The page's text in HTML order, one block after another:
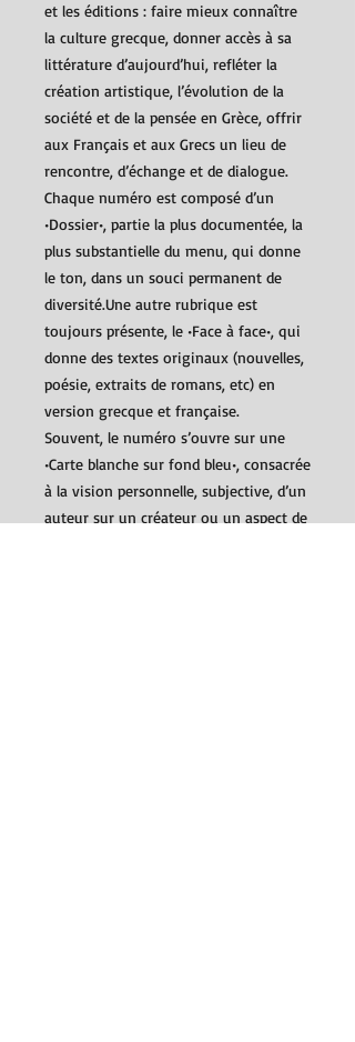
et les éditions : faire mieux connaître
la culture grecque, donner accès à sa
littérature d’aujourd’hui, refléter la
création artistique, l’évolution de la
société et de la pensée en Grèce, offrir
aux Français et aux Grecs un lieu de
rencontre, d’échange et de dialogue.
Chaque numéro est composé d’un
•Dossier•, partie la plus documentée, la
plus substantielle du menu, qui donne
le ton, dans un souci permanent de
diversité.Une autre rubrique est
toujours présente, le •Face à face•, qui
donne des textes originaux (nouvelles,
poésie, extraits de romans, etc) en
version grecque et française.
Souvent, le numéro s’ouvre sur une
•Carte blanche sur fond bleu•, consacrée
à la vision personnelle, subjective, d’un
auteur sur un créateur ou un aspect de